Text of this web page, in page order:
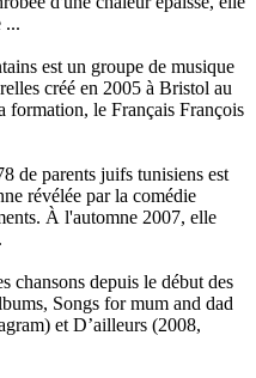
...
est un groupe de musique
créé en 2005 à Bristol au
formation, le Français François
de parents juifs tunisiens est
révélée par la comédie
À l'automne 2007, elle
chansons depuis le début des
Songs for mum and dad
et D’ailleurs (2008,